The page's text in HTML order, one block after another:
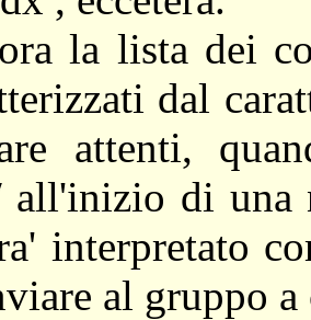
la lista dei
dal
attenti,
all'inizio di
interpretato
al gruppo